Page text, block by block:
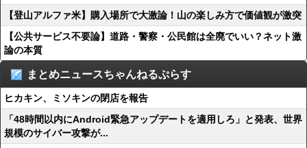
【登山アルファ米】購入場所で大激論！山の楽しみ方で価値観が激突
【公共サービス不要論】道路・警察・公民館は全廃でいい？ネット激
論の本質
まとめニュースちゃんねるぷらす
ヒカキン、ミソキンの閉店を報告
「48時間以内にAndroid緊急アップデートを適用しろ」と発表、世界
規模のサイバー攻撃が...